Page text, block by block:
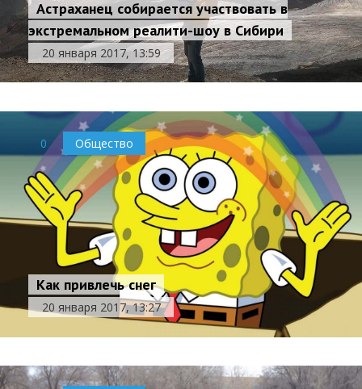
Астраханец собирается участвовать в
экстремальном реалити-шоу в Сибири
20 января 2017, 13:59
0 Общество
Как привлечь снег
20 января 2017, 13:27